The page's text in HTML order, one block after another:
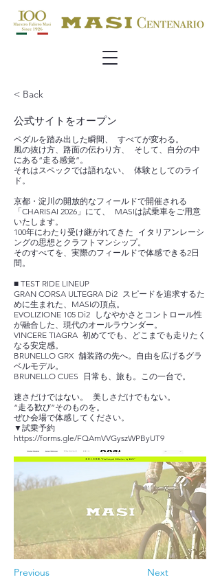
< Back
公式サイトをオープン
ペダルを踏み出した瞬間、 すべてが変わる。
風の抜け方、路面の伝わり方、 そして、自分の中
にある“走る感覚”。
それはスペックでは語れない、 体験としてのライ
ド。
京都・淀川の開放的なフィールドで開催される
「CHARISAI 2026」にて、 MASIは試乗車をご用意
いたします。
100年にわたり受け継がれてきた イタリアンレーシ
ングの思想とクラフトマンシップ。
そのすべてを、実際のフィールドで体感できる2日
間。
■ TEST RIDE LINEUP
GRAN CORSA ULTEGRA Di2 スピードを追求するた
めに生まれた、MASIの頂点。
EVOLIZIONE 105 Di2 しなやかさとコントロール性
が融合した、現代のオールラウンダー。
VINCERE TIAGRA 初めてでも、どこまでも走りたく
なる安定感。
BRUNELLO GRX 舗装路の先へ。自由を広げるグラ
ベルモデル。
BRUNELLO CUES 日常も、旅も。この一台で。
速さだけではない。 美しさだけでもない。
“走る歓び”そのものを。
ぜひ会場で体感してください。
▼試乗予約
https://forms.gle/FQAmVVGyszWPByUT9
Previous Next